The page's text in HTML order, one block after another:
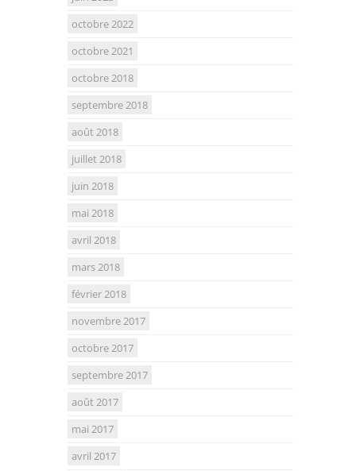
octobre 2022
octobre 2021
octobre 2018
septembre 2018
août 2018
juillet 2018
juin 2018
mai 2018
avril 2018
mars 2018
février 2018
novembre 2017
octobre 2017
septembre 2017
août 2017
mai 2017
avril 2017